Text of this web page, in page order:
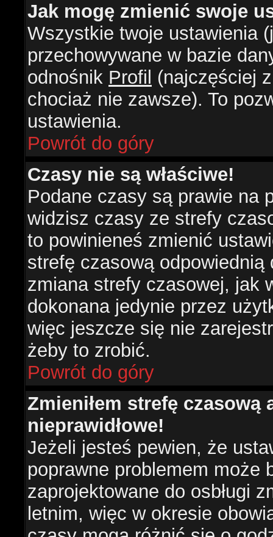
Jak mogę zmienić swoje
Wszystkie twoje ustawienia
przechowywane w bazie
odnośnik Profil (najczęściej
chociaż nie zawsze). To
ustawienia.
Powrót do góry
Czasy nie są właściwe!
Podane czasy są prawie na
widzisz czasy ze strefy
to powinieneś zmienić
strefę czasową
zmiana strefy czasowej, jak
dokonana jedynie przez
więc jeszcze się nie
żeby to zrobić.
Powrót do góry
Zmieniłem strefę czasową
nieprawidłowe!
Jeżeli jesteś pewien, że
poprawne problemem może
zaprojektowane do osbługi
letnim, więc w okresie